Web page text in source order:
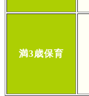
満3歳保育